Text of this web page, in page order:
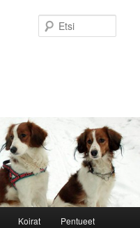
Koirat Pentueet